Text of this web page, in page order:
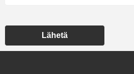
Lähetä